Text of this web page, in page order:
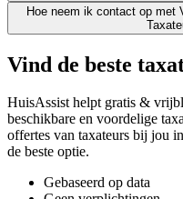
Hoe neem ik contact op met
Vind de beste
HuisAssist helpt gratis &
beschikbare en voordelige
offertes van taxateurs bij jou
de beste optie.
Gebaseerd op data